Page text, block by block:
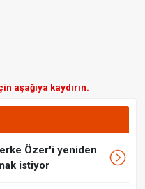
aşağıya kaydırın.
Özer'i yeniden
istiyor